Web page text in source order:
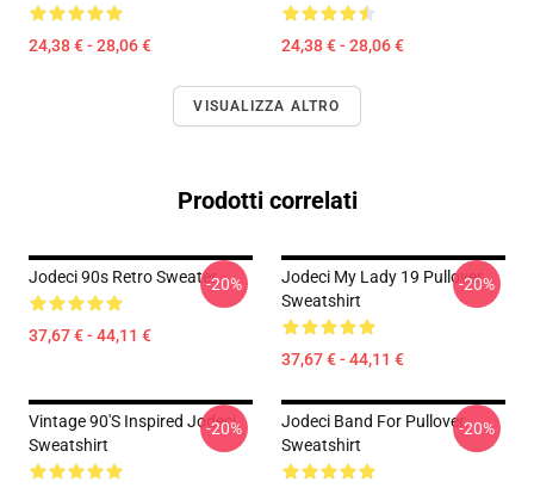
24,38 € - 28,06 € 24,38 € - 28,06 €
VISUALIZZA ALTRO
Prodotti correlati
Jodeci 90s Retro Sweater
37,67 € - 44,11 €
-20%
Jodeci My Lady 19 Pullover
Sweatshirt
37,67 € - 44,11 €
-20%
Vintage 90's Inspired Jodeci
Sweatshirt
-20%
Jodeci Band For Pullover
Sweatshirt
-20%